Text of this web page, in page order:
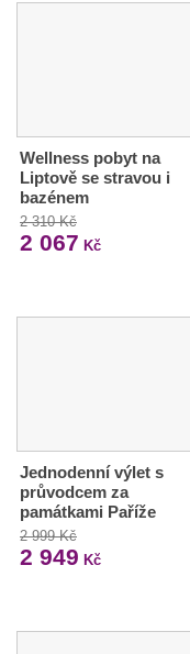
Wellness pobyt na
Liptově se stravou i
bazénem
2 310 Kč
2 067 Kč
Jednodenní výlet s
průvodcem za
památkami Paříže
2 999 Kč
2 949 Kč